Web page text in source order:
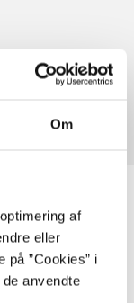
Om
af
eller
”Cookies” i
anvendte